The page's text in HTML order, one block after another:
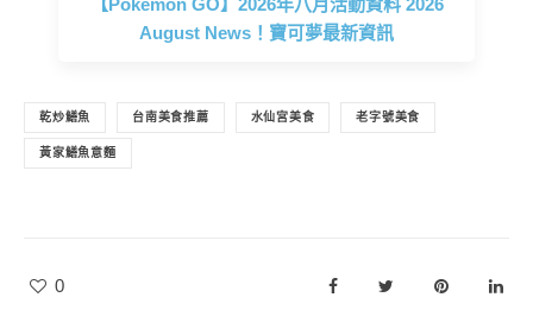
【Pokemon GO】2026年八月活動資料 2026
August News！寶可夢最新資訊
乾炒鱔魚 台南美食推薦 水仙宮美食 老字號美食
黃家鱔魚意麵
0